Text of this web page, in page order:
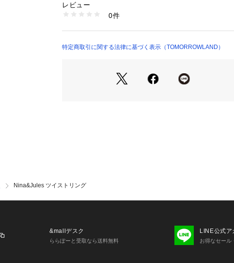
リーズナブルな価格でデザイン性豊かな商品が揃いま
認ください
店舗にお問い合わせの際は、下記の商品番号をお申し
生産国：メキシコ
1095000021879
レビュー
0件
特定商取引に関する法律に基づく表示（TOMORROWLAND）
Nina&Jules ツイストリング
&mallデスク
ららぽーと受取なら送料無料
LINE公式ア
お得なセール